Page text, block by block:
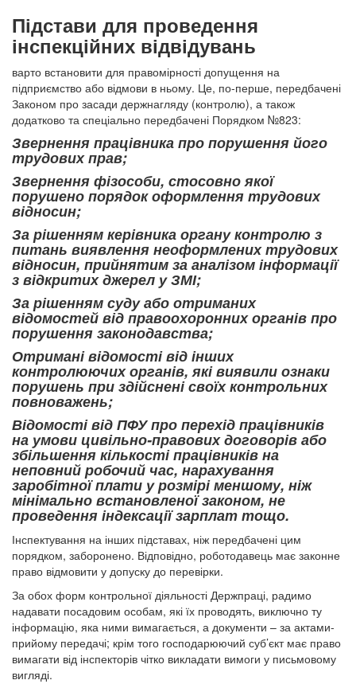
Підстави для проведення
інспекційних відвідувань
варто встановити для правомірності допущення на
підприємство або відмови в ньому. Це, по-перше, передбачені
Законом про засади держнагляду (контролю), а також
додатково та спеціально передбачені Порядком №823:
Звернення працівника про порушення його
трудових прав;
Звернення фізособи, стосовно якої
порушено порядок оформлення трудових
відносин;
За рішенням керівника органу контролю з
питань виявлення неоформлених трудових
відносин, прийнятим за аналізом інформації
з відкритих джерел у ЗМІ;
За рішенням суду або отриманих
відомостей від правоохоронних органів про
порушення законодавства;
Отримані відомості від інших
контролюючих органів, які виявили ознаки
порушень при здійснені своїх контрольних
повноважень;
Відомості від ПФУ про перехід працівників
на умови цивільно-правових договорів або
збільшення кількості працівників на
неповний робочий час, нарахування
заробітної плати у розмірі меншому, ніж
мінімально встановленої законом, не
проведення індексації зарплат тощо.
Інспектування на інших підставах, ніж передбачені цим
порядком, заборонено. Відповідно, роботодавець має законне
право відмовити у допуску до перевірки.
За обох форм контрольної діяльності Держпраці, радимо
надавати посадовим особам, які їх проводять, виключно ту
інформацію, яка ними вимагається, а документи – за актами-
прийому передачі; крім того господарюючий суб’єкт має право
вимагати від інспекторів чітко викладати вимоги у письмовому
вигляді.